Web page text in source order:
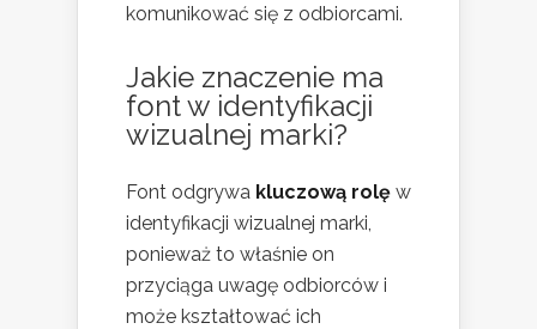
komunikować się z odbiorcami.
Jakie znaczenie ma
font w identyfikacji
wizualnej marki?
Font odgrywa kluczową rolę w
identyfikacji wizualnej marki,
ponieważ to właśnie on
przyciąga uwagę odbiorców i
może kształtować ich